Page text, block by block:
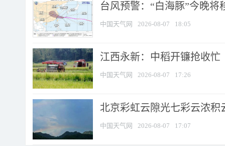
台风预警：“白海豚”今晚将
中国天气网 2026-08-07 18:05
江西永新：中稻开镰抢收忙
中国天气网 2026-08-07 17:26
北京彩虹云隙光七彩云浓积
中国天气网 2026-08-07 17:07